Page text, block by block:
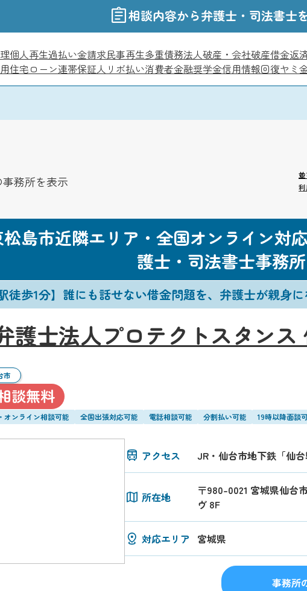
相談内容から弁護士・司法書士
個人再生過払い金請求民事再生多重債務法人破産・会社破産借金返
住宅ローン連帯保証人 リボ払い消費者金融奨学金信用情報回復ヤミ
事務所を表示
島市近隣エリア・全国オンライン対
護士・司法書士事務所
駅徒歩1分】誰にも話せない借金問題を、弁護士が親身
護士法人プロテクトスタンス
市
談無料
オンライン相談可能 全国出張対応可能 電話相談可能 分割払い可能 19時以降面談
アクセス JR・仙台市地下鉄「仙
所在地
〒980-0021 宮城県仙台
ヴ 8F
対応エリア 宮城県
事務所